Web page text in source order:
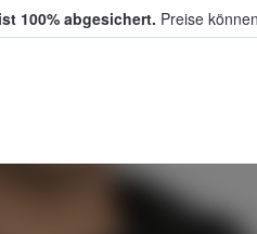
100% abgesichert. Preise